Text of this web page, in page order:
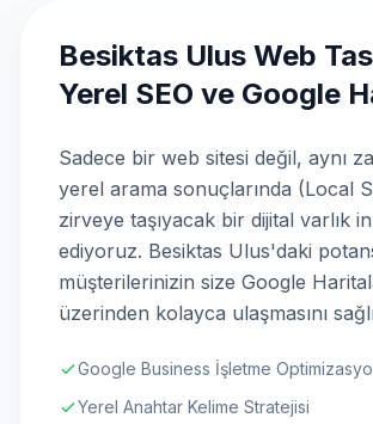
Besiktas Ulus Web
Yerel SEO ve Google
Sadece bir web sitesi değil, aynı
yerel arama sonuçlarında (Local
zirveye taşıyacak bir dijital varlık
ediyoruz. Besiktas Ulus'daki
müşterilerinizin size Google
üzerinden kolayca ulaşmasını
Google Business İşletme
Yerel Anahtar Kelime Stratejisi